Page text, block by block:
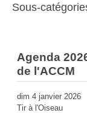
Sous-
Agenda
de l'ACCM
dim 4 janvier 2026
Tir à l'Oiseau